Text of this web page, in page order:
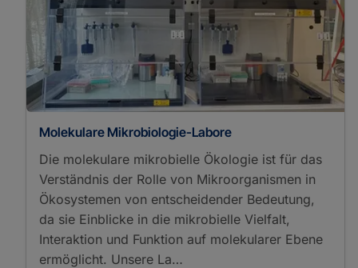
Molekulare Mikrobiologie-Labore
Die molekulare mikrobielle Ökologie ist für das
Verständnis der Rolle von Mikroorganismen in
Ökosystemen von entscheidender Bedeutung,
da sie Einblicke in die mikrobielle Vielfalt,
Interaktion und Funktion auf molekularer Ebene
ermöglicht. Unsere La…